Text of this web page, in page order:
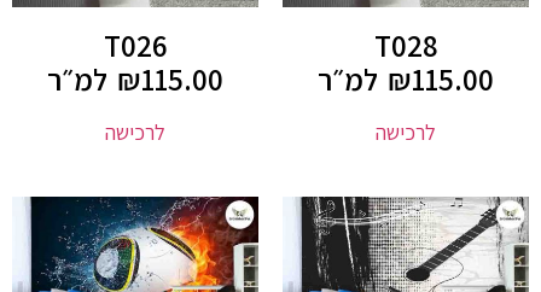
T028
₪115.00 למ״ר
לרכישה
T026
₪115.00 למ״ר
לרכישה